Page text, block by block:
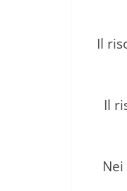
Il
Il